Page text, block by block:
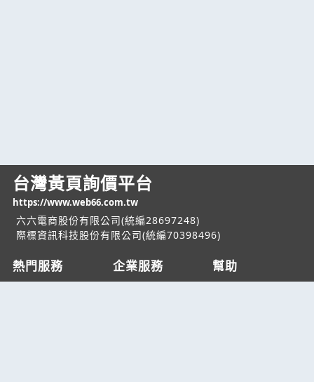
台灣黃頁詢價平台
https://www.web66.com.tw
六六電商股份有限公司(統編28697248)
際標資訊科技股份有限公司(統編70398496)
熱門服務 企業服務 幫助